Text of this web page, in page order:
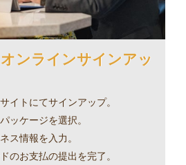
オンラインサインアッ